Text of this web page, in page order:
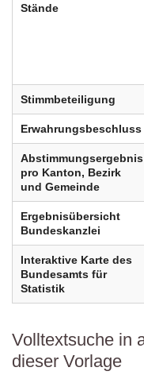
Stände
Stimmbeteiligung
Erwahrungsbeschluss
Abstimmungsergebnis
pro Kanton, Bezirk
und Gemeinde
Ergebnisübersicht
Bundeskanzlei
Interaktive Karte des
Bundesamts für
Statistik
Volltextsuche in
dieser Vorlage